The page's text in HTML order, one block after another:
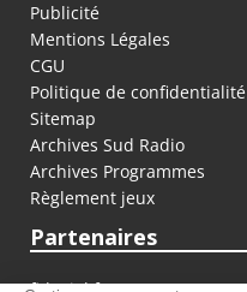
Publicité
Mentions Légales
CGU
Politique de confidentialité
Sitemap
Archives Sud Radio
Archives Programmes
Règlement jeux
Partenaires